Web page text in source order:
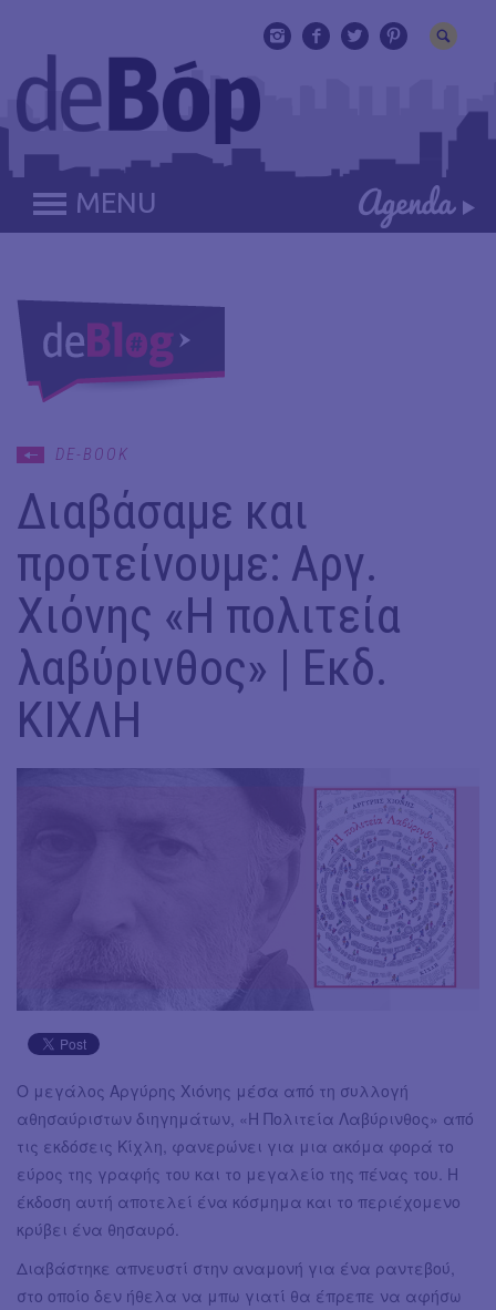
MENU
DE-BOOK
Διαβάσαμε και
προτείνουμε: Αργ.
Χιόνης «Η πολιτεία
λαβύρινθος» | Εκδ.
ΚΙΧΛΗ
Ο μεγάλος Αργύρης Χιόνης μέσα από τη συλλογή
αθησαύριστων διηγημάτων, «Η Πολιτεία Λαβύρινθος» από
τις εκδόσεις Κίχλη, φανερώνει για μια ακόμα φορά το
εύρος της γραφής του και το μεγαλείο της πένας του. Η
έκδοση αυτή αποτελεί ένα κόσμημα και το περιέχομενο
κρύβει ένα θησαυρό.
Διαβάστηκε απνευστί στην αναμονή για ένα ραντεβού,
στο οποίο δεν ήθελα να μπω γιατί θα έπρεπε να αφήσω